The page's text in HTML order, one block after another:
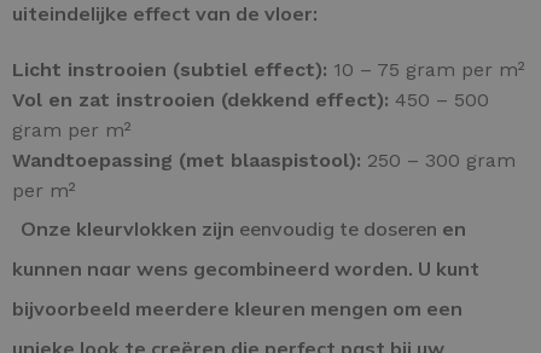
uiteindelijke effect van de vloer:
Licht instrooien (subtiel effect): 10 – 75 gram per m²
Vol en zat instrooien (dekkend effect): 450 – 500
gram per m²
Wandtoepassing (met blaaspistool): 250 – 300 gram
per m²
Onze kleurvlokken zijn eenvoudig te doseren en
kunnen naar wens gecombineerd worden. U kunt
bijvoorbeeld meerdere kleuren mengen om een